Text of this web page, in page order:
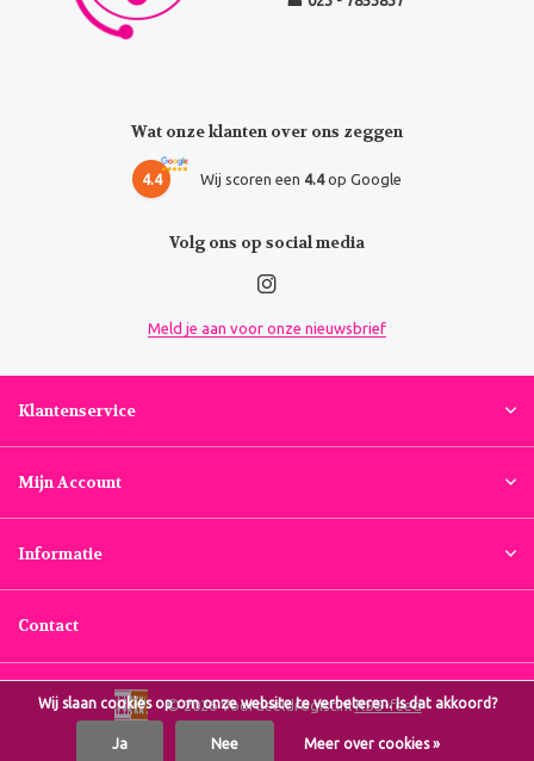
Wat onze klanten over ons zeggen
4.4 Wij scoren een 4.4op Google
Volg ons op social media
Meld je aan voor onze nieuwsbrief
Klantenservice
Mijn Account
Informatie
Contact
© 2026 Voordeeldrogist.nlRSS-feed
Wij slaan cookies op om onze website te verbeteren. Is dat akkoord?
Ja Nee Meer over cookies »